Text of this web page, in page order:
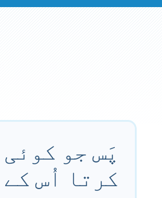
پَس جو
کرتا اُس